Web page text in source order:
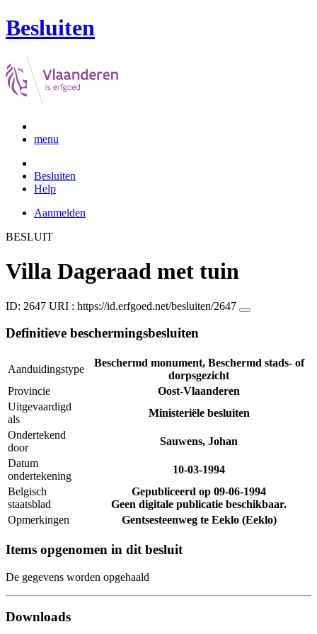
Besluiten
menu
Besluiten
Help
Aanmelden
BESLUIT
Villa Dageraad met tuin
ID: 2647 URI : https://id.erfgoed.net/besluiten/2647
Definitieve beschermingsbesluiten
Aanduidingstype
Beschermd monument, Beschermd stads- of
dorpsgezicht
Provincie
Oost-Vlaanderen
Uitgevaardigd
als
Ministeriële besluiten
Ondertekend
door
Sauwens, Johan
Datum
ondertekening
10-03-1994
Belgisch
staatsblad
Gepubliceerd op 09-06-1994
Geen digitale publicatie beschikbaar.
Opmerkingen
Gentsesteenweg te Eeklo (Eeklo)
Items opgenomen in dit besluit
De gegevens worden opgehaald
Downloads